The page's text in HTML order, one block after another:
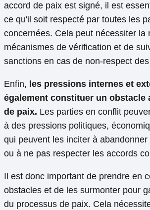
accord de paix est signé, il est
ce qu'il soit respecté par toutes les
concernées. Cela peut nécessiter la
mécanismes de vérification et de
sanctions en cas de non-respect
Enfin, les pressions internes et
également constituer un obstacle
de paix. Les parties en conflit
à des pressions politiques,
qui peuvent les inciter à
ou à ne pas respecter les accords
Il est donc important de prendre en
obstacles et de les surmonter pour
du processus de paix. Cela